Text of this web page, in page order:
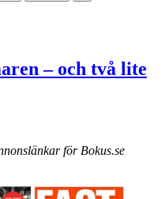
– och två lite
för Bokus.se